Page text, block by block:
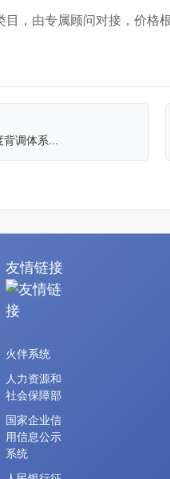
目，由专属顾问对接，价
调体系...
友情链接
火伴系统
人力资源和
社会保障部
国家企业信
用信息公示
系统